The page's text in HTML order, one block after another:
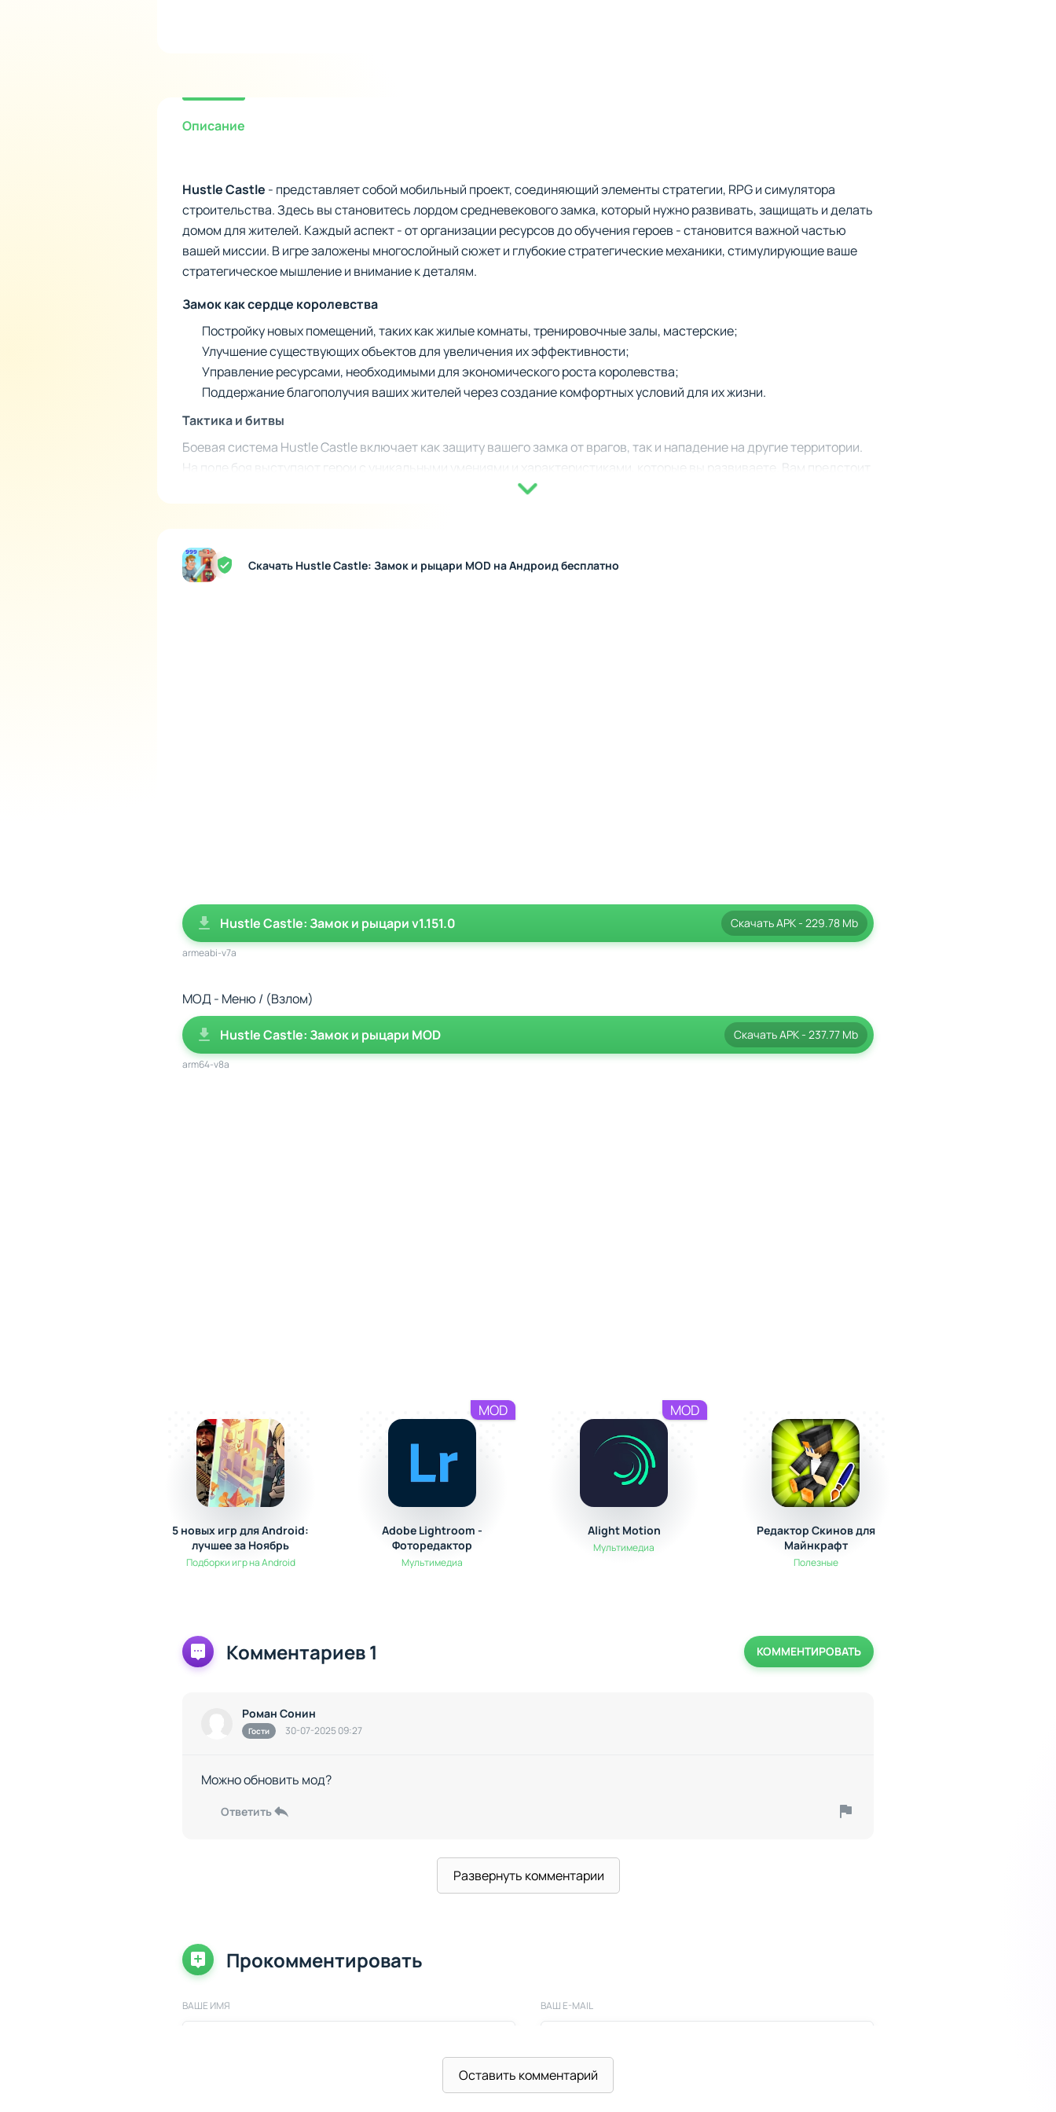
Описание
Hustle Castle - представляет собой мобильный проект, соединяющий элементы стратегии, RPG и симулятора
строительства. Здесь вы становитесь лордом средневекового замка, который нужно развивать, защищать и делать
домом для жителей. Каждый аспект - от организации ресурсов до обучения героев - становится важной частью
вашей миссии. В игре заложены многослойный сюжет и глубокие стратегические механики, стимулирующие ваше
стратегическое мышление и внимание к деталям.
Замок как сердце королевства
Постройку новых помещений, таких как жилые комнаты, тренировочные залы, мастерские;
Улучшение существующих объектов для увеличения их эффективности;
Управление ресурсами, необходимыми для экономического роста королевства;
Поддержание благополучия ваших жителей через создание комфортных условий для их жизни.
Тактика и битвы
Боевая система Hustle Castle включает как защиту вашего замка от врагов, так и нападение на другие территории.
На поле боя выступают герои с уникальными умениями и характеристиками, которые вы развиваете. Вам предстоит
осваивать использование различного вооружения, комбинировать способности героев и анализировать тактику
усложняется.
Секреты сюжета
Скачать Hustle Castle: Замок и рыцари MOD на Андроид бесплатно
Hustle Castle: Замок и рыцари v1.151.0 СкачатьAPK- 229.78 Mb
armeabi-v7a
МОД - Меню / (Взлом)
Hustle Castle: Замок и рыцари MOD СкачатьAPK- 237.77 Mb
arm64-v8a
5 новых игр для Android:
лучшее за Ноябрь
Подборки игр на Android
Adobe Lightroom -
Фоторедактор
Мультимедиа
MOD
Alight Motion
Мультимедиа
MOD
Редактор Скинов для
Майнкрафт
Полезные
Комментариев 1 КОММЕНТИРОВАТЬ
Роман Сонин
Гости 30-07-2025 09:27
Можно обновить мод?
Ответить
Развернуть комментарии
Прокомментировать
ВАШЕ ИМЯ ВАШ E-MAIL
Оставить комментарий